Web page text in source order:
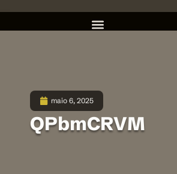
maio 6, 2025
QPbmCRVM